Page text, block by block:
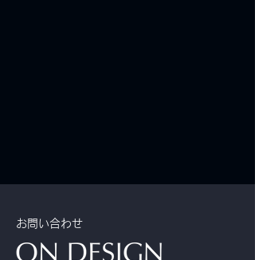
お問い合わせ